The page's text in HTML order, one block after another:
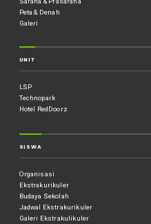
Peta & Denah
Galeri
UNIT
LSP
Technopark
Hotel RedDoorz
SISWA
Organisasi
Ekstrakurikuler
Budaya Sekolah
Jadwal Ekstrakurikuler
Galeri Ekstrakulikuler